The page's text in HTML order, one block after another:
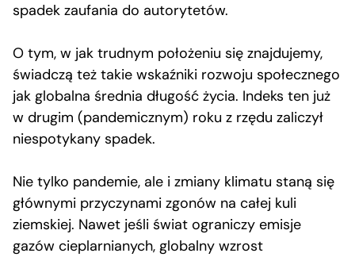
spadek zaufania do autorytetów.
O tym, w jak trudnym położeniu się znajdujemy,
świadczą też takie wskaźniki rozwoju społecznego
jak globalna średnia długość życia. Indeks ten już
w drugim (pandemicznym) roku z rzędu zaliczył
niespotykany spadek.
Nie tylko pandemie, ale i zmiany klimatu staną się
głównymi przyczynami zgonów na całej kuli
ziemskiej. Nawet jeśli świat ograniczy emisje
gazów cieplarnianych, globalny wzrost